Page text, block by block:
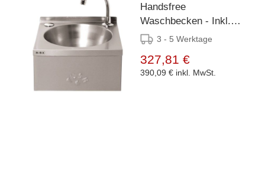
Handsfree
Waschbecken - Inkl.
Wasserhahn -
3 - 5 Werktage
327,81 €
390,09 € inkl. MwSt.